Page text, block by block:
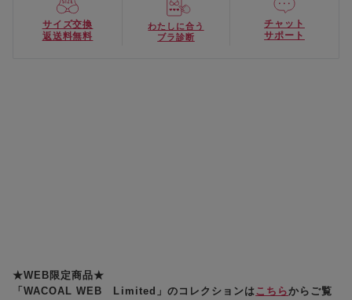
サイズ交換
返送料無料
わたしに合う
ブラ診断
チャット
サポート
★WEB限定商品★
「WACOAL WEB Limited」のコレクションはこちらからご覧